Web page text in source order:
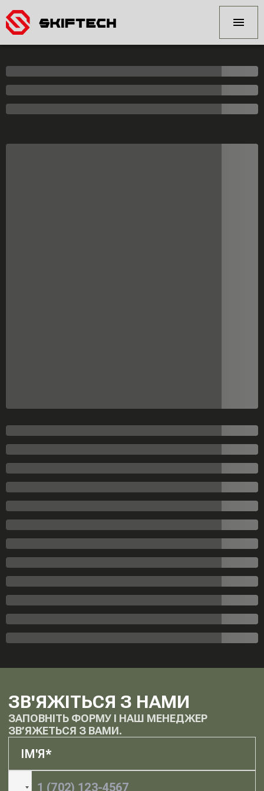
ЗВ'ЯЖІТЬСЯ З НАМИ
ЗАПОВНІТЬ ФОРМУ І НАШ МЕНЕДЖЕР
ЗВ’ЯЖЕТЬСЯ З ВАМИ.